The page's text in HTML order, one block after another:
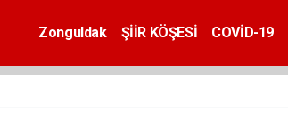
Zonguldak ŞİİR KÖŞESİ COVİD-19